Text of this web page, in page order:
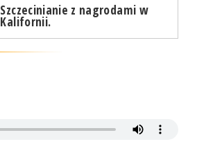
Szczecinianie z nagrodami w
Kalifornii.